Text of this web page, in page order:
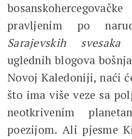
pravljenim po
Sarajevskih svesaka
uglednih blogova
Novoj Kaledoniji, naći
što ima više veze sa
neotkrivenim
poezijom. Ali pjesme